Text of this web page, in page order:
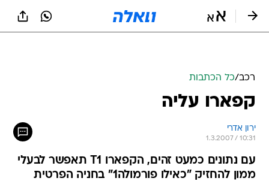
קפארו עליה
ירון אדרי
1.3.2007 / 10:31
עם נתונים כמעט זהים, הקפארו T1 תאפשר לבעלי